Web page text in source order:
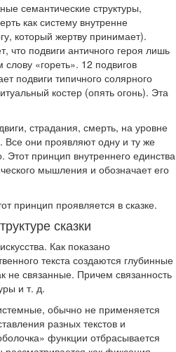
семантические структуры,
как систему внутренне
который жертву принимает).
что подвиги античного героя лишь
«гореть». 12 подвигов
подвиги типичного солярного
костер (опять огонь). Эта
страдания, смерть, на уровне
Все они проявляют одну и ту же
принцип внутреннего единства
мышления и обозначает его
принцип проявляется в сказке.
сказки
Как показано
текста создаются глубинные
не связанные. Причем связанность
и т. д.
обычно не применяется
разных текстов и
функции отбрасывается